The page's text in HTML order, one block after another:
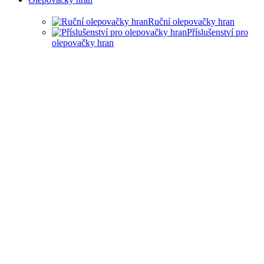
Ruční olepovačky hran
Příslušenství pro
olepovačky hran